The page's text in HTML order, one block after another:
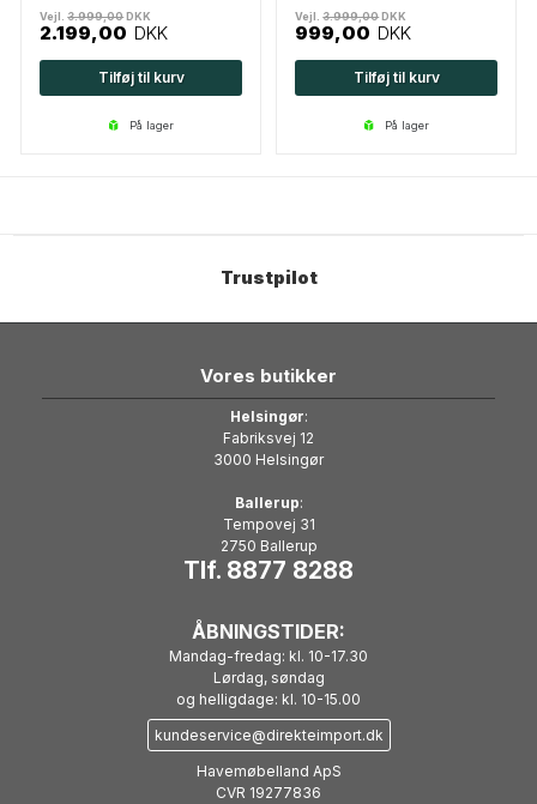
Vejl.3.999,00DKK
2.199,00 DKK
Tilføj til kurv
på lager
Vejl.3.999,00DKK
999,00 DKK
Tilføj til kurv
på lager
Trustpilot
Vores butikker
Helsingør:
Fabriksvej 12
3000 Helsingør
Ballerup:
Tempovej 31
2750 Ballerup
Tlf. 8877 8288
ÅBNINGSTIDER:
Mandag-fredag: kl. 10-17.30
Lørdag, søndag
og helligdage: kl. 10-15.00
kundeservice@direkteimport.dk
Havemøbelland ApS
CVR 19277836